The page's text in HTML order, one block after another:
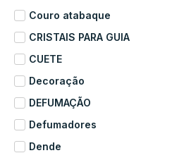
Couro atabaque
CRISTAIS PARA GUIA
CUETE
Decoração
DEFUMAÇÃO
Defumadores
Dende